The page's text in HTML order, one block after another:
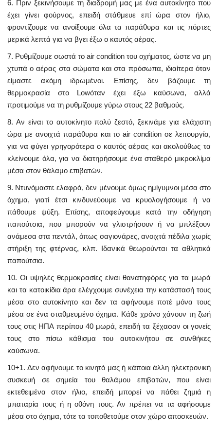
6. Πριν ξεκινήσουμε τη διαδρομή μας με ένα αυτοκίνητο που
έχει γίνει φούρνος, επειδή στάθμευε επί ώρα στον ήλιο,
φροντίζουμε να ανοίξουμε όλα τα παράθυρα και τις πόρτες
μερικά λεπτά για να βγει έξω ο καυτός αέρας.
7. Ρυθμίζουμε σωστά το air condition του οχήματος, ώστε να μη
χτυπά ο αέρας στα σώματα και στα πρόσωπα, ιδιαίτερα όταν
είμαστε ακόμη ιδρωμένοι. Επίσης, δεν βάζουμε τη
θερμοκρασία στο Lowόταν έχει έξω καύσωνα, αλλά
προτιμούμε να τη ρυθμίζουμε γύρω στους 22 βαθμούς.
8. Αν είναι το αυτοκίνητο πολύ ζεστό, ξεκινάμε για ελάχιστη
ώρα με ανοιχτά παράθυρα και το air condition σε λειτουργία,
για να φύγει γρηγορότερα ο καυτός αέρας και ακολούθως τα
κλείνουμε όλα, για να διατηρήσουμε ένα σταθερό μικροκλίμα
μέσα στον θάλαμο επιβατών.
9. Ντυνόμαστε ελαφρά, δεν μένουμε όμως ημίγυμνοι μέσα στο
όχημα, γιατί έτσι κινδυνεύουμε να κρυολογήσουμε ή να
πάθουμε ψύξη. Επίσης, αποφεύγουμε κατά την οδήγηση
παπούτσια, που μπορούν να γλιστρήσουν ή να μπλέξουν
ανάμεσα στα πεντάλ, όπως σαγιονάρες, ανοιχτά πέδιλα χωρίς
στήριξη της φτέρνας, κλπ. Ιδανικά θεωρούνται τα αθλητικά
παπούτσια.
10. Οι υψηλές θερμοκρασίες είναι θανατηφόρες για τα μωρά
και τα κατοικίδια άρα ελέγχουμε συνέχεια την κατάστασή τους
μέσα στο αυτοκίνητο και δεν τα αφήνουμε ποτέ μόνα τους
μέσα σε ένα σταθμευμένο όχημα. Κάθε χρόνο χάνουν τη ζωή
τους στις ΗΠΑ περίπου 40 μωρά, επειδή τα ξέχασαν οι γονείς
τους στο πίσω κάθισμα του αυτοκινήτου σε συνθήκες
καύσωνα.
10+1. Δεν αφήνουμε το κινητό μας ή κάποια άλλη ηλεκτρονική
συσκευή σε σημεία του θαλάμου επιβατών, που είναι
εκτεθειμένα στον ήλιο, επειδή μπορεί να πάθει ζημιά η
μπαταρία τους ή η οθόνη τους. Αν πρέπει να τα αφήσουμε
μέσα στο όχημα, τότε τα τοποθετούμε στον χώρο αποσκευών.